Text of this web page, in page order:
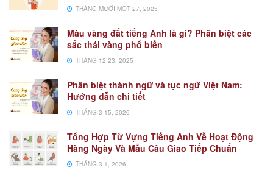
THÁNG MƯỜI MỘT 27, 2025
Màu vàng đất tiếng Anh là gì? Phân biệt các
sắc thái vàng phổ biến
THÁNG 12 23, 2025
Phân biệt thành ngữ và tục ngữ Việt Nam:
Hướng dẫn chi tiết
THÁNG 3 15, 2026
Tổng Hợp Từ Vựng Tiếng Anh Về Hoạt Động
Hàng Ngày Và Mẫu Câu Giao Tiếp Chuẩn
THÁNG 3 1, 2026